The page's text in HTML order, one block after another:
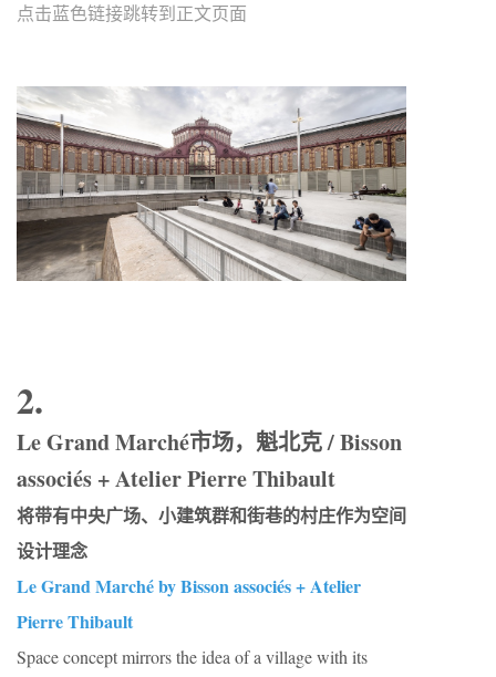
点击蓝色链接跳转到正文页面
2.
Le Grand Marché市场，魁北克 / Bisson
associés + Atelier Pierre Thibault
将带有中央广场、小建筑群和街巷的村庄作为空间
设计理念
Le Grand Marché by Bisson associés + Atelier
Pierre Thibault
Space concept mirrors the idea of a village with its